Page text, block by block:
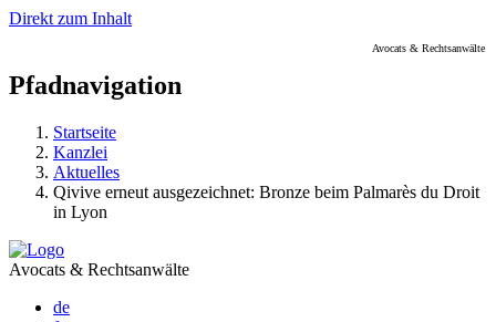
Direkt zum Inhalt
Avocats & Rechtsanwälte
Pfadnavigation
Startseite
Kanzlei
Aktuelles
Qivive erneut ausgezeichnet: Bronze beim Palmarès du Droit
in Lyon
Avocats & Rechtsanwälte
de